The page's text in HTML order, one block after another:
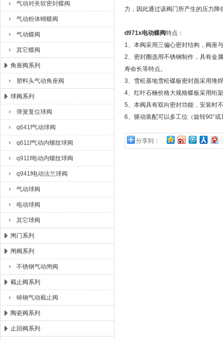
气动对夹软密封蝶阀
气动粉体蝴蝶阀
气动蝶阀
其它蝶阀
角座阀系列
塑料头气动角座阀
球阀系列
弹簧复位球阀
q641f气动球阀
q611f气动内螺纹球阀
q911f电动内螺纹球阀
q941f电动法兰球阀
气动球阀
电动球阀
其它球阀
闸门系列
闸阀系列
不锈钢气动闸阀
截止阀系列
铸钢气动截止阀
陶瓷阀系列
止回阀系列
力，因此通过该阀门所产生的压力
d971x电动蝶阀特点：
1、本阀采用三偏心密封结构，阀座
2、密封圈选用不锈钢制作，具有金
寿命长等特点。
3、雪松基地雪松碟板密封面采用堆
4、红叶石楠价格大规格蝶板采用绗
5、本阀具有双向密封功能，安装时
6、驱动装配可以多工位（旋转90°
分享到：